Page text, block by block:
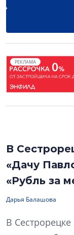
РЕКЛАМА
В
«Дачу
«Рубль за
Дарья Балашова
В